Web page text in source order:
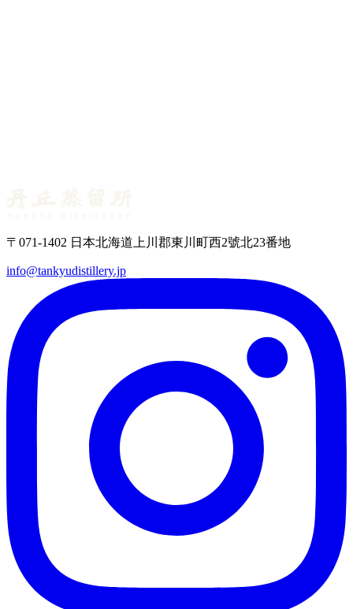
〒071-1402 日本北海道上川郡東川町西2號北23番地
info@tankyudistillery.jp